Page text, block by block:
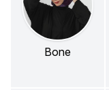
Bone